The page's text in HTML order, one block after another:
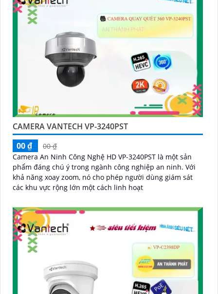
CAMERA VANTECH VP-3240PST
00 ₫
00 ₫
Camera An Ninh Công Nghệ HD VP-3240PST là một sản
phẩm đáng chú ý trong ngành công nghiệp an ninh. Với
khả năng xoay zoom, nó cho phép người dùng giám sát
các khu vực rộng lớn một cách linh hoạt